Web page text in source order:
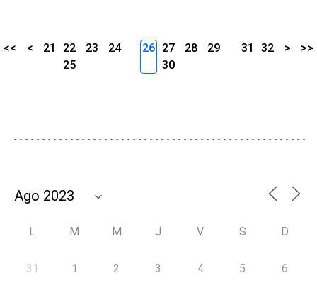
<< < 21 22 23
24
25
26 27 28
29
30
31 32 > >>
L M M J V S D
31 1 2 3 4 5 6